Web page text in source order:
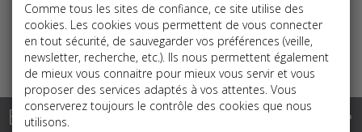
b
j
k
Base documentaire
Comme tous les sites de confiance, ce site utilise des
cookies. Les cookies vous permettent de vous connecter
en tout sécurité, de sauvegarder vos préférences (veille,
newsletter, recherche, etc.). Ils nous permettent également
de mieux vous connaitre pour mieux vous servir et vous
proposer des services adaptés à vos attentes. Vous
conserverez toujours le contrôle des cookies que nous
utilisons.